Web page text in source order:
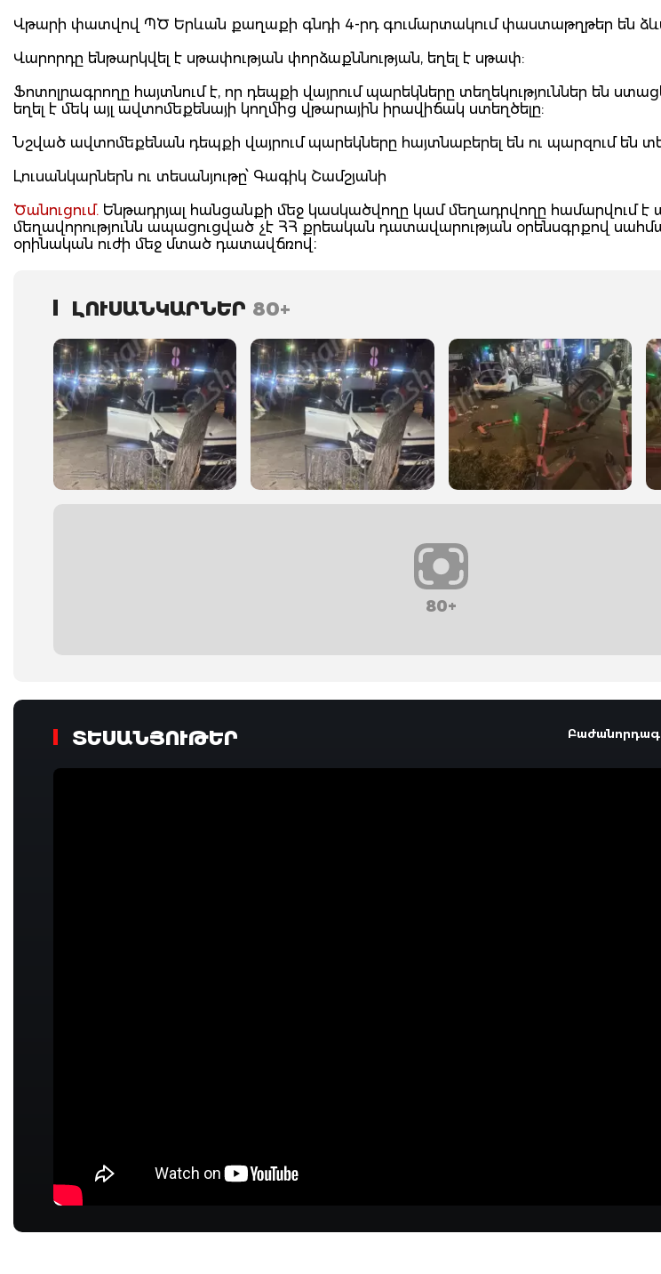
Վթարի փատվով ՊԾ Երևան քաղաքի գնդի 4-րդ գումարտակում փաստաթղթեր են
Վարորդը ենթարկվել է սթափության փորձաքննության, եղել է սթափ:
Ֆոտոլրագրողը հայտնում է, որ դեպքի վայրում պարեկները տեղեկություններ են
եղել է մեկ այլ ավտոմեքենայի կողմից վթարային իրավիճակ ստեղծելը:
Նշված ավտոմեքենան դեպքի վայրում պարեկները հայտնաբերել են ու պարզում են
Լուսանկարներն ու տեսանյութը՝ Գագիկ Շամշյանի
Ծանուցում. Ենթադրյալ հանցանքի մեջ կասկածվողը կամ մեղադրվողը համարվում է
մեղավորությունն ապացուցված չէ ՀՀ քրեական դատավարության օրենսգրքով
օրինական ուժի մեջ մտած դատավճռով։
ԼՈՒՍԱՆԿԱՐՆԵՐ 80+
80+
ՏԵՍԱՆՅՈՒԹԵՐ